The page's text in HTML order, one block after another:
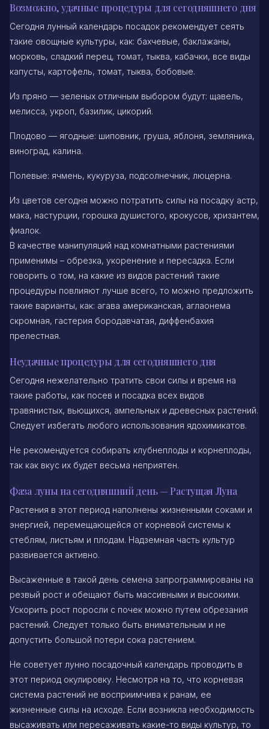
Возможно, удачные процедуры для сегодняшнего дня
Сегодня лунный календарь посадок рекомендует сеять
такие овощные культуры, как: бахчевые, баклажаны,
морковь, сладкий перец, томат, тыква, кабачки, все виды
капусты, картофель, томат, тыква, бобовые.
Из пряно — зеленых отличным выбором будут: щавель,
мелисса, укроп, базилик, цикорий.
Плодово — ягодные: шиповник, груша, яблоня, земляника,
виноград, калина.
Полевые: ячмень, кукуруза, подсолнечник, люцерна.
Из цветов сегодня можно потратить силы на посадку астр,
мака, настурции, горошка душистого, крокусов, хризантем,
фиалок.
В качестве манипуляций над комнатными растениями
применимы – обрезка, укоренение и пересадка. Если
говорить о том, на какие из видов растений такие
процедуры повлияют лучше всего, то можно предложить
такие варианты, как: агава американская, аглаонема
скромная, гастерия бородавчатая, диффенбахия
прелестная.
Неудачные процедуры для сегодняшнего дня
Сегодня нежелательно тратить свои силы и время на
такие работы, как посев и посадка всех видов
травянистых, вьющихся, ампельных и древесных растений.
Следует избегать любого использования ядохимикатов.
Не рекомендуется собирать клубнеплоды и корнеплоды,
так как вкус их будет весьма неприятен.
Фаза луны на сегодняшний день — Растущая Луна
Растения в этот период наполнены жизненными соками и
энергией, перемещающейся от корневой системы к
стеблям, листьям и плодам. Надземная часть культур
развивается активно.
Высаженные в такой день семена запрограммированы на
резвый рост и обещают быть массивными и высокими.
Ускорить рост поросли с почек можно путем обрезания
растений. Следует только быть внимательным и не
допустить большой потери сока растением.
Не советует лунно посадочный календарь проводить в
этот период окулировку. Несмотря на то, что корневая
система растений не восприимчива к ранам, ее
жизненные силы на исходе. Если возникла необходимость
высаживать или пересаживать какие-то виды культур, то